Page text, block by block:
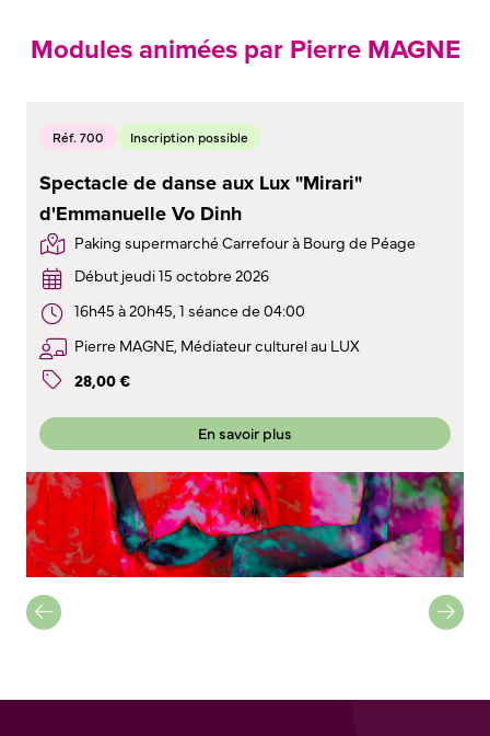
Modules animées par Pierre MAGNE
Réf. 700 Inscription possible
Spectacle de danse aux Lux "Mirari"
d'Emmanuelle Vo Dinh
Paking supermarché Carrefour à Bourg de Péage
Début jeudi 15 octobre 2026
16h45 à 20h45, 1 séance de 04:00
Pierre MAGNE, Médiateur culturel au LUX
28,00€
En savoir plus